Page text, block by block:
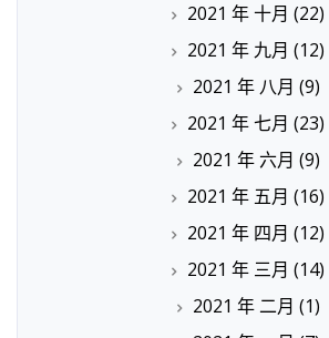
2021 年 十月 (22)
2021 年 九月 (12)
2021 年 八月 (9)
2021 年 七月 (23)
2021 年 六月 (9)
2021 年 五月 (16)
2021 年 四月 (12)
2021 年 三月 (14)
2021 年 二月 (1)